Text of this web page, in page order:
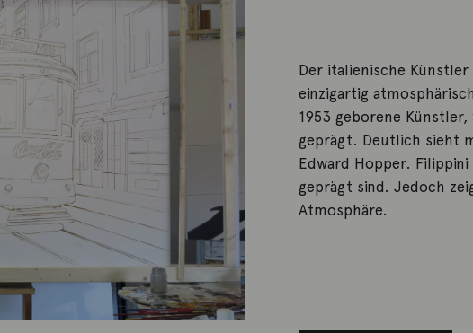
Der italienische
einzigartig
1953 geborene
geprägt. Deutlich sieht
Edward Hopper.
geprägt sind. Jedoch
Atmosphäre.